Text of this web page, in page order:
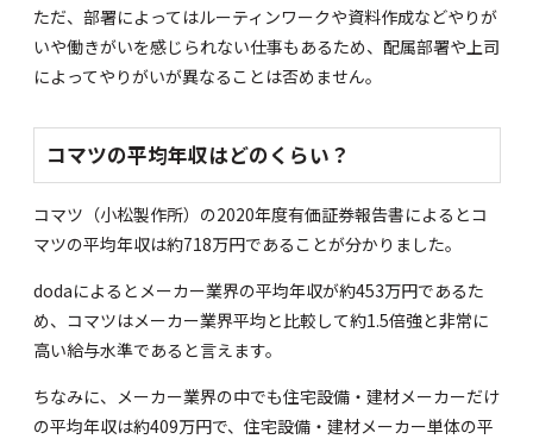
ただ、部署によってはルーティンワークや資料作成などやりが
いや働きがいを感じられない仕事もあるため、配属部署や上司
によってやりがいが異なることは否めません。
コマツの平均年収はどのくらい？
コマツ（小松製作所）の2020年度有価証券報告書によるとコ
マツの平均年収は約718万円であることが分かりました。
dodaによるとメーカー業界の平均年収が約453万円であるた
め、コマツはメーカー業界平均と比較して約1.5倍強と非常に
高い給与水準であると言えます。
ちなみに、メーカー業界の中でも住宅設備・建材メーカーだけ
の平均年収は約409万円で、住宅設備・建材メーカー単体の平